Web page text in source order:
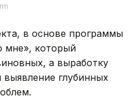
в основе программы
мне», который
а выработку
глубинных